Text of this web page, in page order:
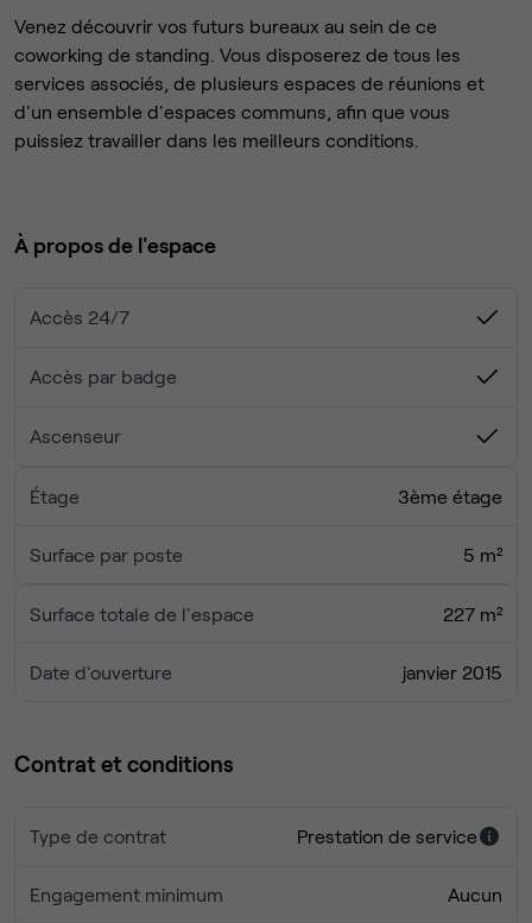
Venez découvrir vos futurs bureaux au sein de ce
coworking de standing. Vous disposerez de tous les
services associés, de plusieurs espaces de réunions et
d'un ensemble d'espaces communs, afin que vous
puissiez travailler dans les meilleurs conditions.
À propos de l'espace
Accès 24/7
Accès par badge
Ascenseur
Étage 3ème étage
Surface par poste 5 m²
Surface totale de l'espace 227 m²
Date d'ouverture janvier 2015
Contrat et conditions
Type de contrat Prestation de service
Engagement minimum Aucun